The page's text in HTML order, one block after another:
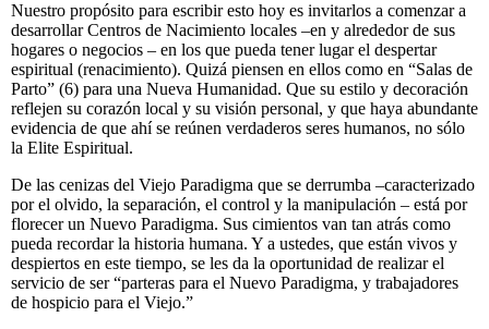
Nuestro propósito para escribir esto hoy es invitarlos a comenzar a
desarrollar Centros de Nacimiento locales –en y alrededor de sus
hogares o negocios – en los que pueda tener lugar el despertar
espiritual (renacimiento). Quizá piensen en ellos como en “Salas de
Parto” (6) para una Nueva Humanidad. Que su estilo y decoración
reflejen su corazón local y su visión personal, y que haya abundante
evidencia de que ahí se reúnen verdaderos seres humanos, no sólo
la Elite Espiritual.
De las cenizas del Viejo Paradigma que se derrumba –caracterizado
por el olvido, la separación, el control y la manipulación – está por
florecer un Nuevo Paradigma. Sus cimientos van tan atrás como
pueda recordar la historia humana. Y a ustedes, que están vivos y
despiertos en este tiempo, se les da la oportunidad de realizar el
servicio de ser “parteras para el Nuevo Paradigma, y trabajadores
de hospicio para el Viejo.”